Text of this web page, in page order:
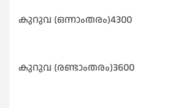
കുറുവ (ഒന്നാംതരം)4300
കുറുവ (രണ്ടാംതരം)3600